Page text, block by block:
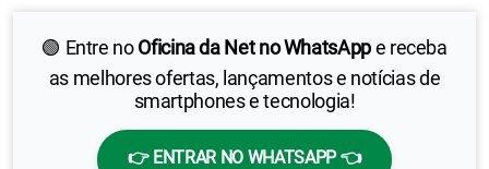
🟢 Entre noOficina da Net no WhatsAppe receba
as melhores ofertas, lançamentos e notícias de
smartphones e tecnologia!
👉 ENTRAR NO WHATSAPP 👈